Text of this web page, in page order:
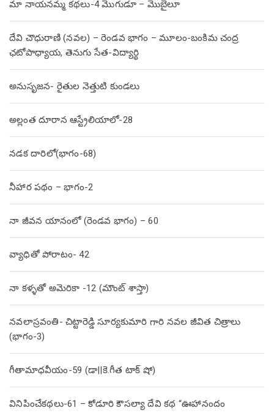
మా నాయనమ్మ కథలు-4 మొగుడూ – మొబైలూ
దేవి చౌధురాణి (నవల) – రెండవ భాగం – మూలం-బంకిమ చంద్ర
ఛటోపాధ్యాయ, తెనుగు సేత-విద్యార్థి
అనుసృజన- రైతుల నెత్తుటి కుండలు
అల్లంత దూరాన ఆస్ట్రేలియాలో-28
నడక దారిలో(భాగం-68)
నీహార పథం – భాగం-2
నా జీవన యానంలో (రెండవ భాగం) – 60
వ్యాధితో పోరాటం- 42
నా కళ్ళతో అమెరికా -12 (మౌంట్ శాస్తా)
నవలాస్రవంతి- చిట్టారెడ్డి సూర్యకుమారి గారి నవల జీవిత చిత్రాలు
(భాగం-3)
గీతామాధవీయం-59 (డా||కె.గీత టాక్ షో)
వినిపించేకథలు-61 – కోడూరి కౌసల్యా దేవి కథ “ఊహానందం